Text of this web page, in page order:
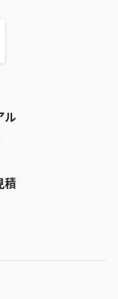
ル
積